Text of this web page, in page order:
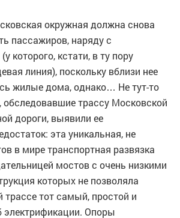
окружная должна снова
пассажиров, наряду с
которого, кстати, в ту пору
линия), поскольку вблизи нее
жилые дома, однако… Не тут-то
обследовавшие трассу Московской
дороги, выявили ее
эта уникальная, не
в мире транспортная развязка
мостов с очень низкими
которых не позволяла
трассе тот самый, простой и
Опоры